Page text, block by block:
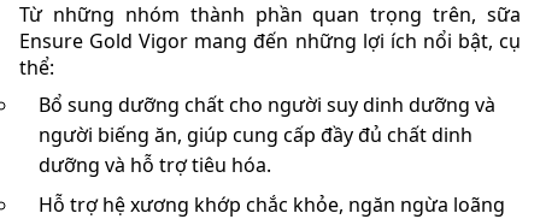
Từ những nhóm thành phần quan trọng trên, sữa
Ensure Gold Vigor mang đến những lợi ích nổi bật, cụ
thể:
Bổ sung dưỡng chất cho người suy dinh dưỡng và
người biếng ăn, giúp cung cấp đầy đủ chất dinh
dưỡng và hỗ trợ tiêu hóa.
Hỗ trợ hệ xương khớp chắc khỏe, ngăn ngừa loãng